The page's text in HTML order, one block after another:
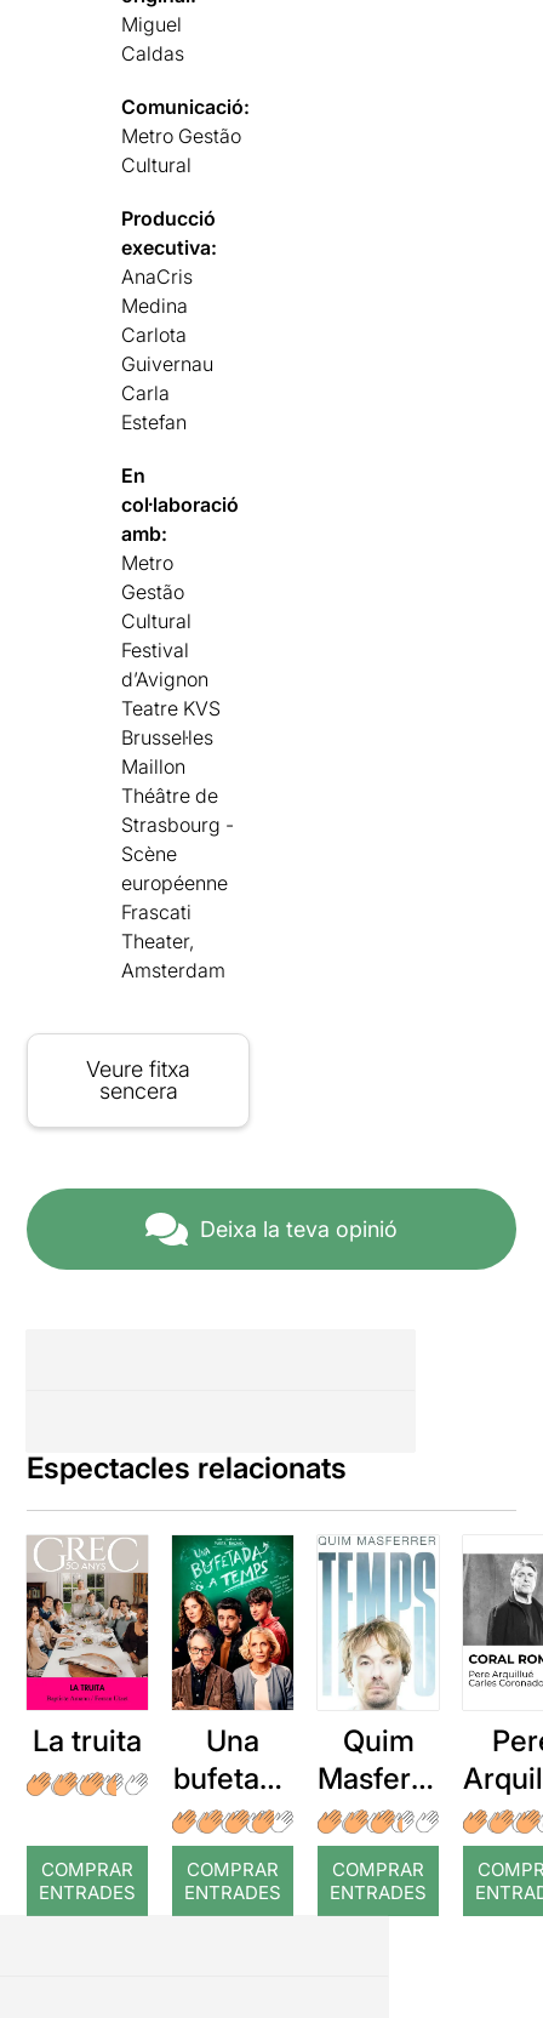
Miguel
Caldas
Comunicació:
Metro Gestão
Cultural
Producció
executiva:
AnaCris
Medina
Carlota
Guivernau
Carla
Estefan
En
col·laboració
amb:
Metro
Gestão
Cultural
Festival
d’Avignon
Teatre KVS
Brussel·les
Maillon
Théâtre de
Strasbourg -
Scène
européenne
Frascati
Theater,
Amsterdam
Veure fitxa
sencera
Deixa la teva opinió
Espectacles relacionats
La truita
COMPRAR
ENTRADES
Una
bufetada
a temps
COMPRAR
ENTRADES
Quim
Masferre
r: Temps
COMPRAR
ENTRADES
: